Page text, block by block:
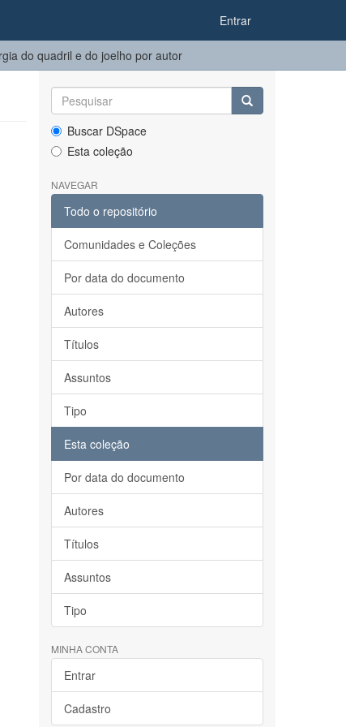
Entrar
do quadril e do joelho​ por autor
Buscar DSpace
Esta coleção
NAVEGAR
Todo o repositório
Comunidades e Coleções
Por data do documento
Autores
Títulos
Assuntos
Tipo
Esta coleção
Por data do documento
Autores
Títulos
Assuntos
Tipo
MINHA CONTA
Entrar
Cadastro